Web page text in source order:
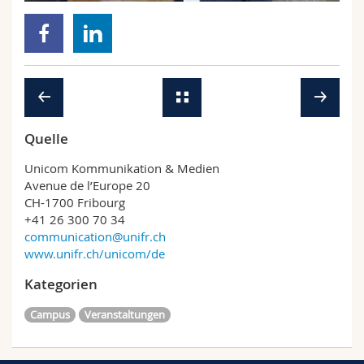
Math.-Nat. und Med. Fak.
Interfakultär
Mitarbeitende
Doktorierende
Webmail
Vorlesungsverzeichnis
MyUnifr
Quelle
Unicom Kommunikation & Medien
Avenue de l’Europe 20
CH-1700 Fribourg
+41 26 300 70 34
communication@unifr.ch
www.unifr.ch/unicom/de
Kategorien
Campus Veranstaltungen